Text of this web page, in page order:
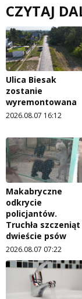
CZYTAJ
Ulica Biesak
zostanie
wyremontowana
2026.08.07 16:12
Makabryczne
odkrycie
policjantów.
Truchła
dwieście psów
2026.08.07 07:22